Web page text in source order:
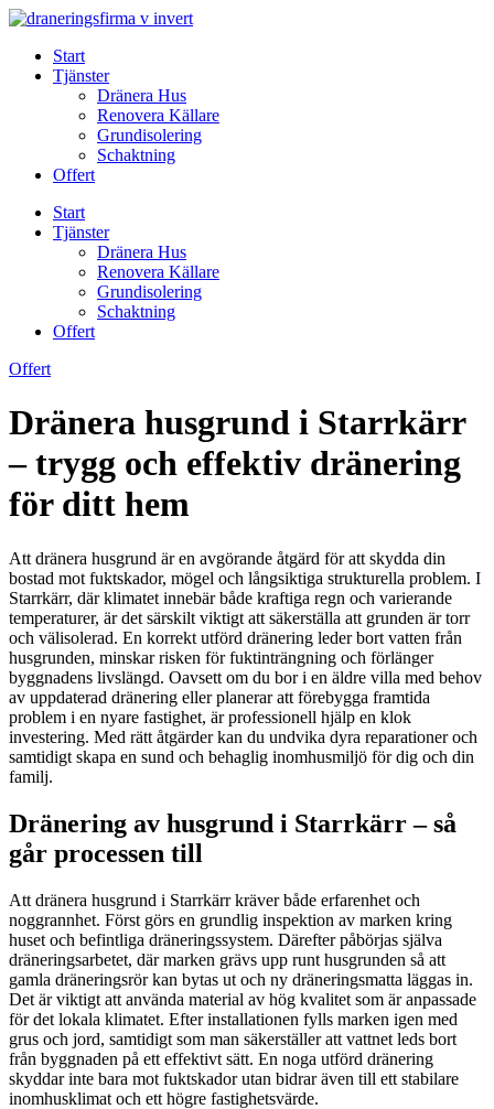
Skip
contentStart
Tjänster
Dränera Hus
Renovera Källare
Grundisolering
Schaktning
Offert
Start
Tjänster
Dränera Hus
Renovera Källare
Grundisolering
Schaktning
Offert
Offert
Dränera husgrund i Starrkärr
– trygg och effektiv dränering
för ditt hem
Att dränera husgrund är en avgörande åtgärd för att skydda din
bostad mot fuktskador, mögel och långsiktiga strukturella problem. I
Starrkärr, där klimatet innebär både kraftiga regn och varierande
temperaturer, är det särskilt viktigt att säkerställa att grunden är torr
och välisolerad. En korrekt utförd dränering leder bort vatten från
husgrunden, minskar risken för fuktinträngning och förlänger
byggnadens livslängd. Oavsett om du bor i en äldre villa med behov
av uppdaterad dränering eller planerar att förebygga framtida
problem i en nyare fastighet, är professionell hjälp en klok
investering. Med rätt åtgärder kan du undvika dyra reparationer och
samtidigt skapa en sund och behaglig inomhusmiljö för dig och din
familj.
Dränering av husgrund i Starrkärr – så
går processen till
Att dränera husgrund i Starrkärr kräver både erfarenhet och
noggrannhet. Först görs en grundlig inspektion av marken kring
huset och befintliga dräneringssystem. Därefter påbörjas själva
dräneringsarbetet, där marken grävs upp runt husgrunden så att
gamla dräneringsrör kan bytas ut och ny dräneringsmatta läggas in.
Det är viktigt att använda material av hög kvalitet som är anpassade
för det lokala klimatet. Efter installationen fylls marken igen med
grus och jord, samtidigt som man säkerställer att vattnet leds bort
från byggnaden på ett effektivt sätt. En noga utförd dränering
skyddar inte bara mot fuktskador utan bidrar även till ett stabilare
inomhusklimat och ett högre fastighetsvärde.